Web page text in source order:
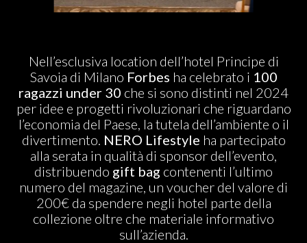
ABOUT US
Nell’esclusiva location dell’hotel Principe di
Savoia di Milano Forbes ha celebrato i 100
ragazzi under 30 che si sono distinti nel 2024
per idee e progetti rivoluzionari che riguardano
l’economia del Paese, la tutela dell’ambiente o il
divertimento. NERO Lifestyle ha partecipato
alla serata in qualità di sponsor dell’evento,
distribuendo gift bag contenenti l’ultimo
numero del magazine, un voucher del valore di
200€ da spendere negli hotel parte della
collezione oltre che materiale informativo
sull’azienda.